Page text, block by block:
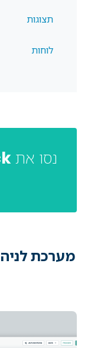
תצוגות
לוחות
נסו את
מערכת